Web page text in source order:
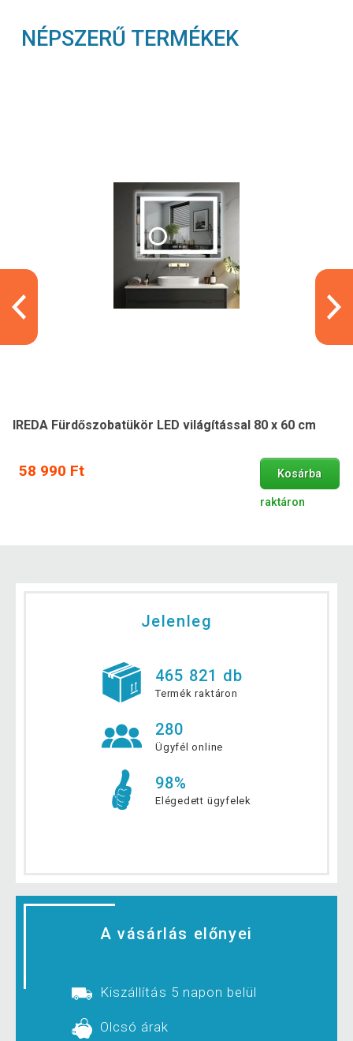
NÉPSZERŰ TERMÉKEK
IREDA Fürdőszobatükör LED világítással 80 x 60 cm
58 990 Ft Kosárba
raktáron
Jelenleg
465 821 db
Termék raktáron
280
Ügyfél online
98%
Elégedett ügyfelek
A vásárlás előnyei
Kiszállítás 5 napon belül
Olcsó árak